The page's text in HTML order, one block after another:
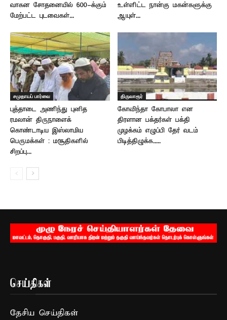
வாகன சோதனையில் 600-க்கும்
மேற்பட்ட புடவைகள்...
உள்ளிட்ட நான்கு மகன்களுக்கு
ஆயுள்...
சமுதாயப் பார்வை
புத்தாடை அணிந்து புனித
ரமலான் திருநாளைக்
கொண்டாடிய இஸ்லாமிய
பெருமக்கள் : மசூதிகளில்
சிறப்பு...
திருவாரூர்
கோவிந்தா கோபாலா என
திரளான பக்தர்கள் பக்தி
முழக்கம் எழுப்பி தேர் வடம்
பிடித்திழுக்க.....
செய்திகள்
தேசிய செய்திகள்